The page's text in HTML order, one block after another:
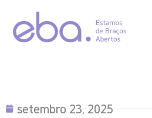
setembro 23, 2025